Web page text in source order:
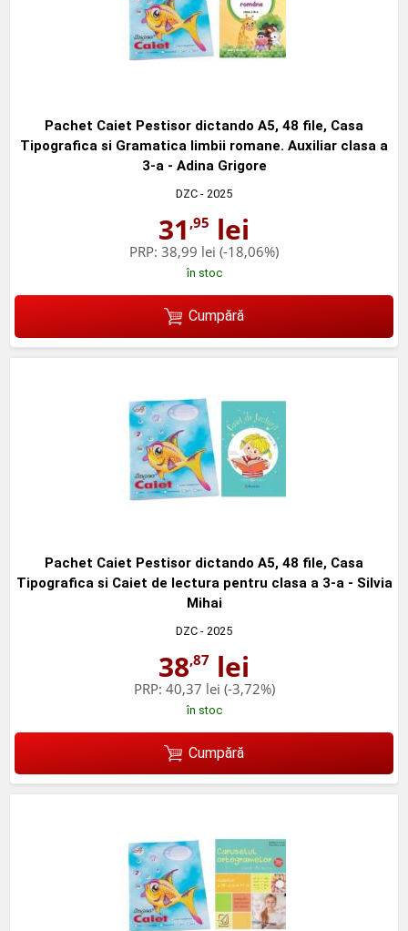
Pachet Caiet Pestisor dictando A5, 48 file, Casa
Tipografica si Gramatica limbii romane. Auxiliar clasa a
3-a - Adina Grigore
DZC - 2025
31 ,95 lei
PRP: 38,99 lei (-18,06%)
în stoc
Cumpără
Pachet Caiet Pestisor dictando A5, 48 file, Casa
Tipografica si Caiet de lectura pentru clasa a 3-a - Silvia
Mihai
DZC - 2025
38,87 lei
PRP: 40,37 lei (-3,72%)
în stoc
Cumpără